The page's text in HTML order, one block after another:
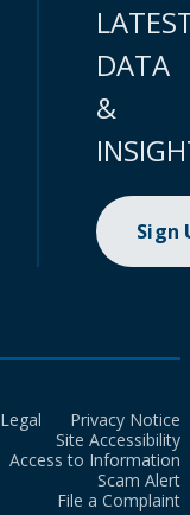
DATA
&
Sign
Legal
Privacy Notice
Site Accessibility
Access to Information
Scam Alert
File a Complaint